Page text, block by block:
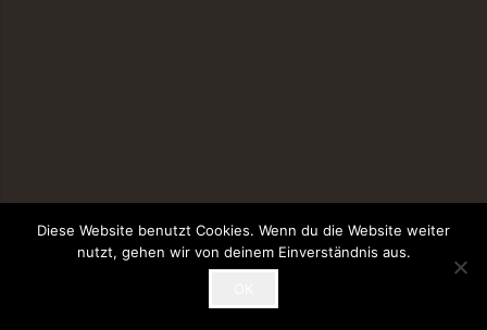
Diese Website benutzt Cookies. Wenn du die Website weiter
nutzt, gehen wir von deinem Einverständnis aus.